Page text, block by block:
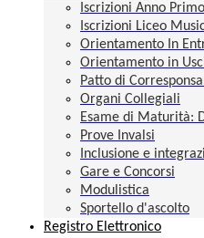
Iscrizioni Anno Primo
Iscrizioni Liceo
Orientamento In
Orientamento in
Patto di
Organi Collegiali
Esame di Maturità:
Prove Invalsi
Inclusione e
Gare e Concorsi
Modulistica
Sportello d'ascolto
Registro Elettronico